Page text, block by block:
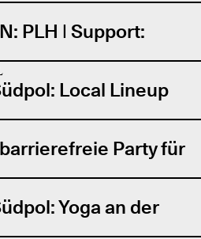
PLH | Support:
Local Lineup
Party für
Yoga an der